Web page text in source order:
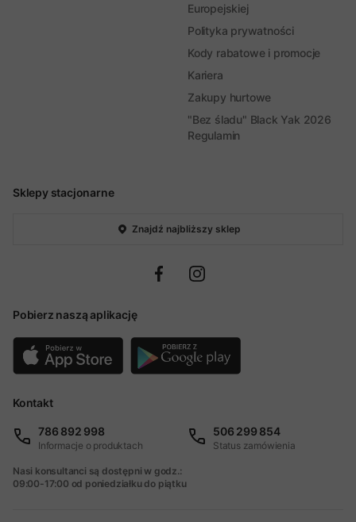
Sklepy stacjonarne
Znajdź najbliższy sklep
Pobierz naszą aplikację
Europejskiej
Polityka prywatności
Kody rabatowe i promocje
Kariera
Zakupy hurtowe
"Bez śladu" Black Yak 2026
Regulamin
Kontakt
786 892 998
Informacje o produktach
506 299 854
Status zamówienia
Nasi konsultanci są dostępni w godz.:
09:00-17:00 od poniedziałku do piątku